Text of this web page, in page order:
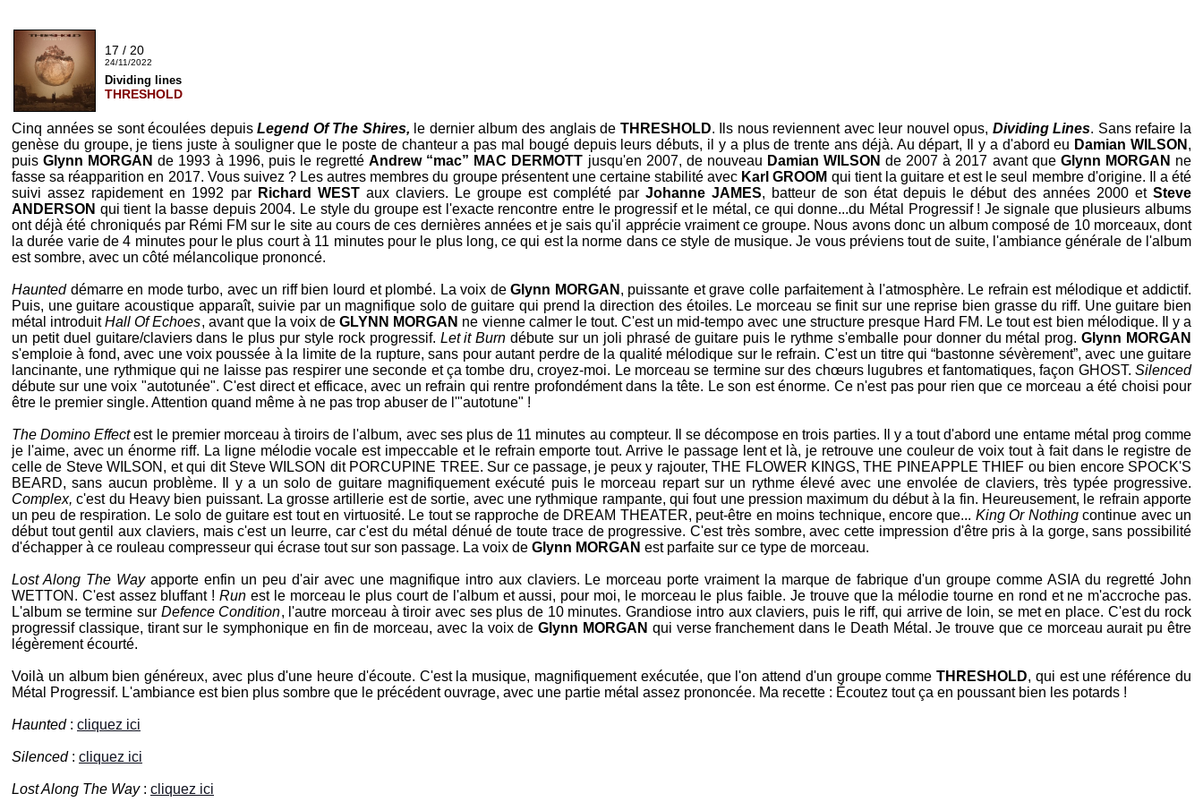
17 / 20
24/11/2022
Dividing lines
THRESHOLD
Cinq années se sont écoulées depuisLegend Of The Shires, le dernier album des anglais de THRESHOLD. Ils nous reviennent avec leur nouvel opus, Dividing Lines. Sans refaire la
genèse du groupe, je tiens juste à souligner que le poste de chanteur a pas mal bougé depuis leurs débuts, il y a plus de trente ans déjà. Au départ, Il y a d'abord eu Damian WILSON ,
puisGlynn MORGAN de 1993 à 1996, puis le regrettéAndrew “mac” MAC DERMOTT jusqu'en 2007, de nouveau Damian WILSON de 2007 à 2017 avant que Glynn MORGAN ne
fasse sa réapparition en 2017. Vous suivez ? Les autres membres du groupe présentent une certaine stabilité avec Karl GROOM qui tient la guitare et est le seul membre d'origine. Il a été
suivi assez rapidement en 1992 par Richard WESTaux claviers. Le groupe est complété par Johanne JAMES, batteur de son état depuis le début des années 2000 etSteve
ANDERSON qui tient la basse depuis 2004. Le style du groupe est l'exacte rencontre entre le progressif et le métal, ce qui donne...du Métal Progressif ! Je signale que plusieurs albums
ont déjà été chroniqués par Rémi FM sur le site au cours de ces dernières années et je sais qu'il apprécie vraiment ce groupe. Nous avons donc un album composé de 10 morceaux, dont
la durée varie de 4 minutes pour le plus court à 11 minutes pour le plus long, ce qui est la norme dans ce style de musique. Je vous préviens tout de suite, l'ambiance générale de l'album
est sombre, avec un côté mélancolique prononcé.
Haunteddémarre en mode turbo, avec un riff bien lourd et plombé. La voix deGlynn MORGAN , puissante et grave colle parfaitement à l'atmosphère. Le refrain est mélodique et addictif.
Puis, une guitare acoustique apparaît, suivie par un magnifique solo de guitare qui prend la direction des étoiles. Le morceau se finit sur une reprise bien grasse du riff. Une guitare bien
métal introduitHall Of Echoes, avant que la voix deGLYNN MORGAN ne vienne calmer le tout. C'est un mid-tempo avec une structure presque Hard FM. Le tout est bien mélodique. Il y a
un petit duel guitare/claviers dans le plus pur style rock progressif. Let it Burn débute sur un joli phrasé de guitare puis le rythme s'emballe pour donner du métal prog.Glynn MORGAN
s'emploie à fond, avec une voix poussée à la limite de la rupture, sans pour autant perdre de la qualité mélodique sur le refrain. C'est un titre qui “bastonne sévèrement”, avec une guitare
lancinante, une rythmique qui ne laisse pas respirer une seconde et ça tombe dru, croyez-moi. Le morceau se termine sur des chœurs lugubres et fantomatiques, façon GHOST.Silenced
débute sur une voix "autotunée". C'est direct et efficace, avec un refrain qui rentre profondément dans la tête. Le son est énorme. Ce n'est pas pour rien que ce morceau a été choisi pour
être le premier single. Attention quand même à ne pas trop abuser de l'"autotune" !
The Domino Effectest le premier morceau à tiroirs de l'album, avec ses plus de 11 minutes au compteur. Il se décompose en trois parties. Il y a tout d'abord une entame métal prog comme
je l'aime, avec un énorme riff. La ligne mélodie vocale est impeccable et le refrain emporte tout. Arrive le passage lent et là, je retrouve une couleur de voix tout à fait dans le registre de
celle de Steve WILSON , et qui dit Steve WILSON dit PORCUPINE TREE. Sur ce passage, je peux y rajouter,THE FLOWER KINGS,THE PINEAPPLE THIEF ou bien encore SPOCK'S
BEARD, sans aucun problème. Il y a un solo de guitare magnifiquement exécuté puis le morceau repart sur un rythme élevé avec une envolée de claviers, très typée progressive.
Complex, c'est du Heavy bien puissant. La grosse artillerie est de sortie, avec une rythmique rampante, qui fout une pression maximum du début à la fin. Heureusement, le refrain apporte
un peu de respiration. Le solo de guitare est tout en virtuosité. Le tout se rapproche de DREAM THEATER, peut-être en moins technique, encore que... King Or Nothingcontinue avec un
début tout gentil aux claviers, mais c'est un leurre, car c'est du métal dénué de toute trace de progressive. C'est très sombre, avec cette impression d'être pris à la gorge, sans possibilité
d'échapper à ce rouleau compresseur qui écrase tout sur son passage. La voix de Glynn MORGAN est parfaite sur ce type de morceau.
Lost Along The Wayapporte enfin un peu d'air avec une magnifique intro aux claviers. Le morceau porte vraiment la marque de fabrique d'un groupe commeASIAdu regrettéJohn
WETTON . C'est assez bluffant !Run est le morceau le plus court de l'album et aussi, pour moi, le morceau le plus faible. Je trouve que la mélodie tourne en rond et ne m'accroche pas.
L'album se termine sur Defence Condition, l'autre morceau à tiroir avec ses plus de 10 minutes. Grandiose intro aux claviers, puis le riff, qui arrive de loin, se met en place. C'est du rock
progressif classique, tirant sur le symphonique en fin de morceau, avec la voix deGlynn MORGAN qui verse franchement dans le Death Métal. Je trouve que ce morceau aurait pu être
légèrement écourté.
Voilà un album bien généreux, avec plus d'une heure d'écoute. C'est la musique, magnifiquement exécutée, que l'on attend d'un groupe commeTHRESHOLD, qui est une référence du
Métal Progressif. L'ambiance est bien plus sombre que le précédent ouvrage, avec une partie métal assez prononcée. Ma recette : Écoutez tout ça en poussant bien les potards !
Haunted: cliquez ici
Silenced: cliquez ici
Lost Along The Way: cliquez ici